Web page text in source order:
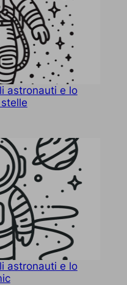
astronauti e lo
astronauti e lo